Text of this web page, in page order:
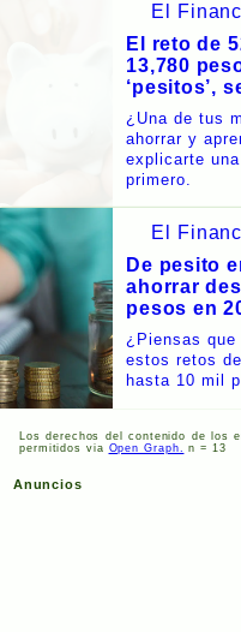
El
El reto de
13,780
‘pesitos’,
¿Una de tus
ahorrar y
explicarte
primero.
El
De pesito
ahorrar
pesos en
¿Piensas que
estos retos
hasta 10 mil
Los derechos del contenido de los
permitidos via Open Graph. n = 13
Anuncios